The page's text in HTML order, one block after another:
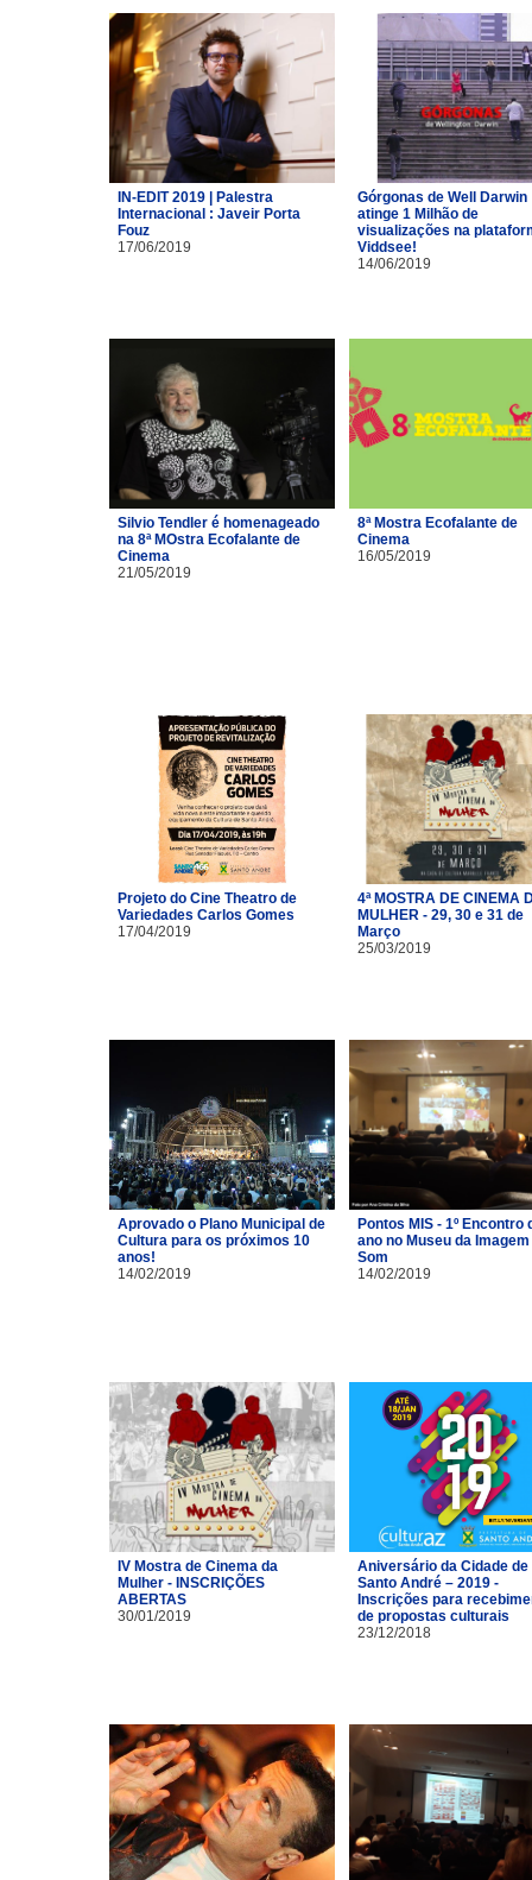
IN-EDIT 2019 | Palestra
Internacional : Javeir Porta
Fouz
17/06/2019
Górgonas de Well Darwin
atinge 1 Milhão de
visualizações na
Viddsee!
14/06/2019
Silvio Tendler é homenageado
na 8ª MOstra Ecofalante de
Cinema
21/05/2019
8ª Mostra Ecofalante de
Cinema
16/05/2019
Projeto do Cine Theatro de
Variedades Carlos Gomes
17/04/2019
4ª MOSTRA DE CINEMA
MULHER - 29, 30 e 31 de
Março
25/03/2019
Aprovado o Plano Municipal de
Cultura para os próximos 10
anos!
14/02/2019
Pontos MIS - 1º Encontro
ano no Museu da Imagem
Som
14/02/2019
IV Mostra de Cinema da
Mulher - INSCRIÇÕES
ABERTAS
30/01/2019
Aniversário da Cidade de
Santo André – 2019 -
Inscrições para
de propostas culturais
23/12/2018